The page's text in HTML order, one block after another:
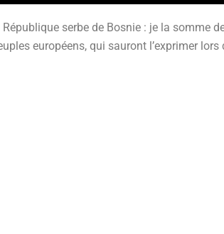
serbe de Bosnie : je la somme
européens, qui sauront l’exprimer lors